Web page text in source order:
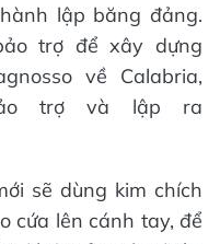
lập băng đảng.
trợ để xây dựng
về Calabria,
trợ và lập ra
sẽ dùng kim chích
cứa lên cánh tay, để